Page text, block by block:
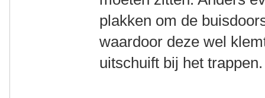
plakken om de
waardoor deze wel
uitschuift bij het trappen.